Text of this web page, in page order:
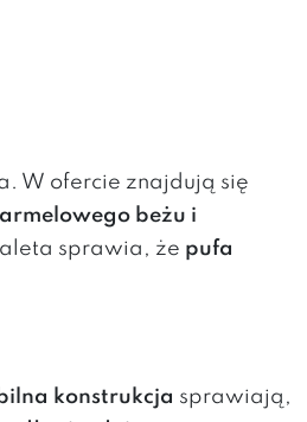
W ofercie znajdują się
beżu i
sprawia, że pufa
konstrukcja sprawiają,